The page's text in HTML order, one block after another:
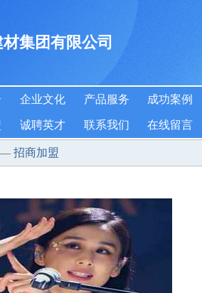
集团有限公司
企业文化 产品服务 成功案例
诚聘英才 联系我们 在线留言
— 招商加盟